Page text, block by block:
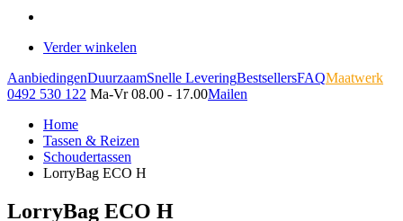
Verder winkelen
AanbiedingenDuurzaamSnelle LeveringBestsellersFAQMaatwerk
0492 530 122 Ma-Vr 08.00 - 17.00Mailen
Home
Tassen & Reizen
Schoudertassen
LorryBag ECO H
LorryBag ECO H